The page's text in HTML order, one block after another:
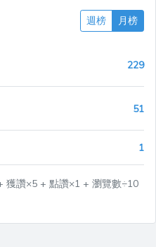
週榜 月榜
229
51
1
獲讚×5 + 點讚×1 + 瀏覽數÷10